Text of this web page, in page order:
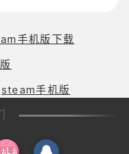
手机版下载
steam手机版